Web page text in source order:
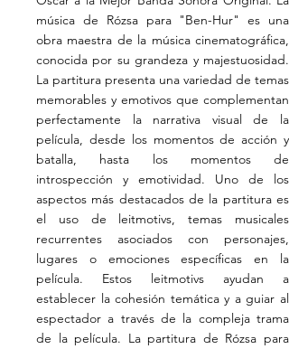
música de Rózsa para "Ben-Hur" es una
obra maestra de la música cinematográfica,
conocida por su grandeza y majestuosidad.
La partitura presenta una variedad de temas
memorables y emotivos que complementan
perfectamente la narrativa visual de la
película, desde los momentos de acción y
batalla, hasta los momentos de
introspección y emotividad. Uno de los
aspectos más destacados de la partitura es
el uso de leitmotivs, temas musicales
recurrentes asociados con personajes,
lugares o emociones específicas en la
película. Estos leitmotivs ayudan a
establecer la cohesión temática y a guiar al
espectador a través de la compleja trama
de la película. La partitura de Rózsa para